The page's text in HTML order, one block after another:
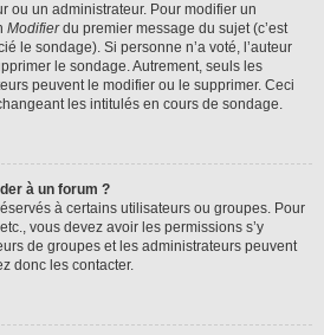
ou un administrateur. Pour modifier un
Modifierdu premier message du sujet (c’est
le sondage). Si personne n’a voté, l’auteur
le sondage. Autrement, seuls les
peuvent le modifier ou le supprimer. Ceci
les intitulés en cours de sondage.
à un forum ?
à certains utilisateurs ou groupes. Pour
vous devez avoir les permissions s’y
de groupes et les administrateurs peuvent
donc les contacter.